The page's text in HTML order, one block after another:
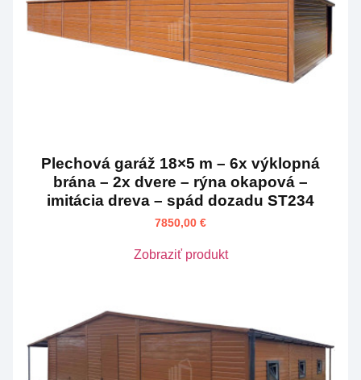
Plechová garáž 18×5 m – 6x výklopná
brána – 2x dvere – rýna okapová –
imitácia dreva – spád dozadu ST234
7850,00 €
Zobraziť produkt